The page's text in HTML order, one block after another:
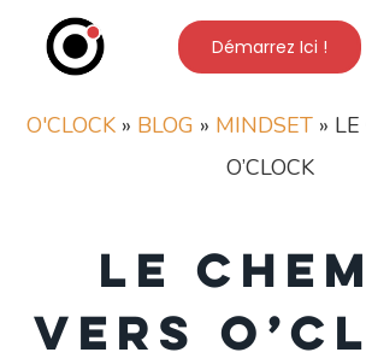
Démarrez Ici !
O'CLOCK» BLOG » MINDSET»
O’CLOCK
LE
VERS